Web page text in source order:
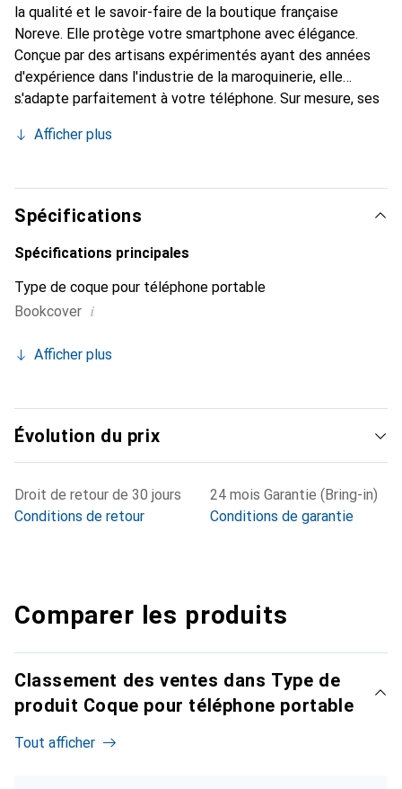
la qualité et le savoir-faire de la boutique française
Noreve. Elle protège votre smartphone avec élégance.
Conçue par des artisans expérimentés ayant des années
d'expérience dans l'industrie de la maroquinerie, elle
s'adapte parfaitement à votre téléphone. Sur mesure, ses
devient l'accessoire chic et indispensable pour votre
produits de haute qualité, la marque Noreve est un choix
fiable pour une clientèle exigeante.
Afficher plus
Spécifications
Spécifications principales
Type de coque pour téléphone portable
Bookcover i
Afficher plus
Évolution du prix
Droit de retour de 30 jours
Conditions de retour
24 mois Garantie (Bring-in)
Conditions de garantie
Comparer les produits
Classement des ventes dans Type de
produit Coque pour téléphone portable
Tout afficher